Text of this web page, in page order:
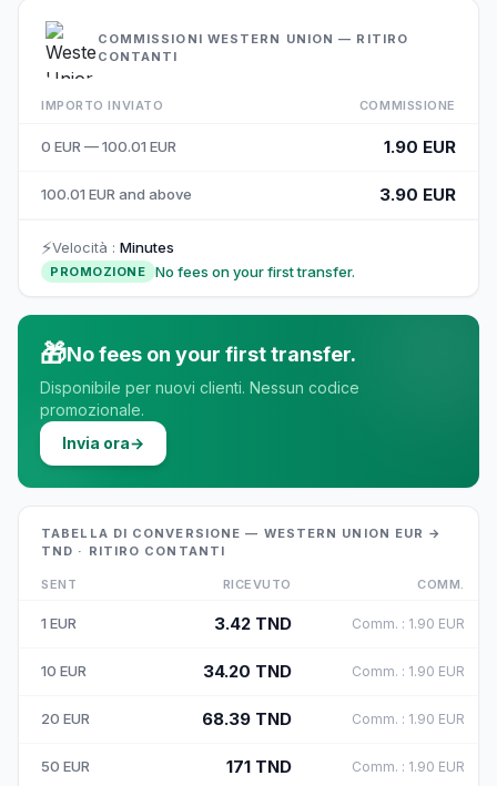
COMMISSIONI WESTERN UNION — RITIRO
CONTANTI
IMPORTO INVIATO COMMISSIONE
0 EUR — 100.01 EUR 1.90 EUR
100.01 EUR and above 3.90 EUR
⚡Velocità : Minutes
PROMOZIONE No fees on your first transfer.
🎁No fees on your first transfer.
Disponibile per nuovi clienti. Nessun codice
promozionale.
Invia ora→
TABELLA DI CONVERSIONE — WESTERN UNION EUR →
TND · RITIRO CONTANTI
SENT RICEVUTO COMM.
1 EUR 3.42 TND Comm. : 1.90 EUR
10 EUR 34.20 TND Comm. : 1.90 EUR
20 EUR 68.39 TND Comm. : 1.90 EUR
50 EUR 171 TND Comm. : 1.90 EUR